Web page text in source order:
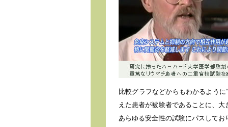
比較グラフなどからもわかるよう
えた患者が被験者であることに、
あらゆる安全性の試験にパスして